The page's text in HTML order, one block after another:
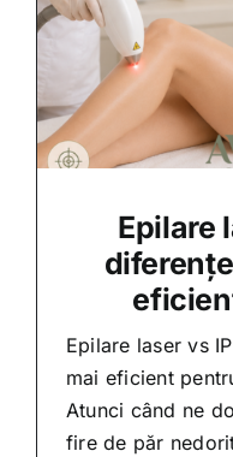
Epilare
Epilare laser vs
mai eficient
Atunci când ne
fire de păr